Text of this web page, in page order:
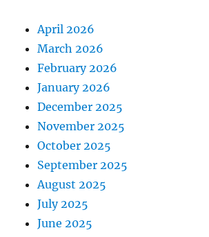
April 2026
March 2026
February 2026
January 2026
December 2025
November 2025
October 2025
September 2025
August 2025
July 2025
June 2025